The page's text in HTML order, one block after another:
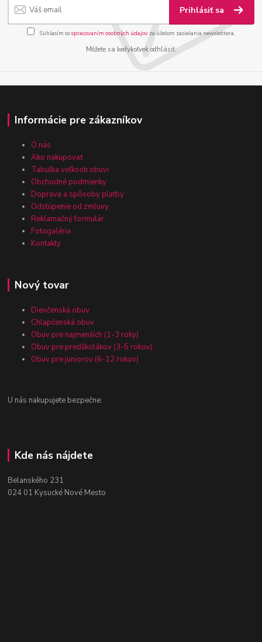
Prihlásiť sa
Súhlasím sospracovaním osobných údajov za účelom zasielania newslettera.
Môžete sa kedykoľvek odhlásiť.
Informácie pre zákazníkov
O nás
Ako nakupovať
Tabuľka veľkosti obuvi
Obchodné podmienky
Doprava a spôsoby platby
Odstúpenie od zmluvy
Reklamačný formulár
Fotogaléria
Kontakty
Nový tovar
Dievčenská obuv
Chlapčenská obuv
Obuv pre najmenších (1-3 roky)
Obuv pre predškolákov (3-5 rokov)
Obuv pre juniorov (6-12 rokov)
U nás nakupujete bezpečne:
Kde nás nájdete
Belanského 231
024 01 Kysucké Nové Mesto